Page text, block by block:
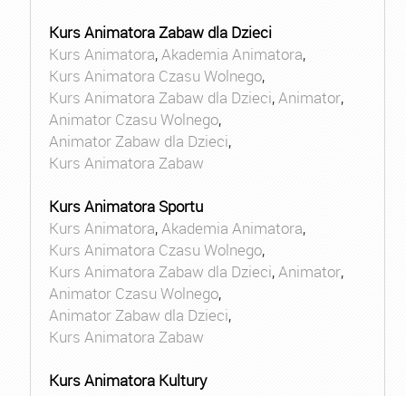
Kurs Animatora Zabaw dla Dzieci
Kurs Animatora,Akademia Animatora,
Kurs Animatora Czasu Wolnego,
Kurs Animatora Zabaw dla Dzieci,Animator,
Animator Czasu Wolnego,
Animator Zabaw dla Dzieci,
Kurs Animatora Zabaw
Kurs Animatora Sportu
Kurs Animatora,Akademia Animatora,
Kurs Animatora Czasu Wolnego,
Kurs Animatora Zabaw dla Dzieci,Animator,
Animator Czasu Wolnego,
Animator Zabaw dla Dzieci,
Kurs Animatora Zabaw
Kurs Animatora Kultury